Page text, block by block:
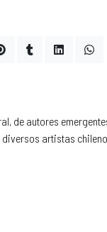
de autores
diversos artistas